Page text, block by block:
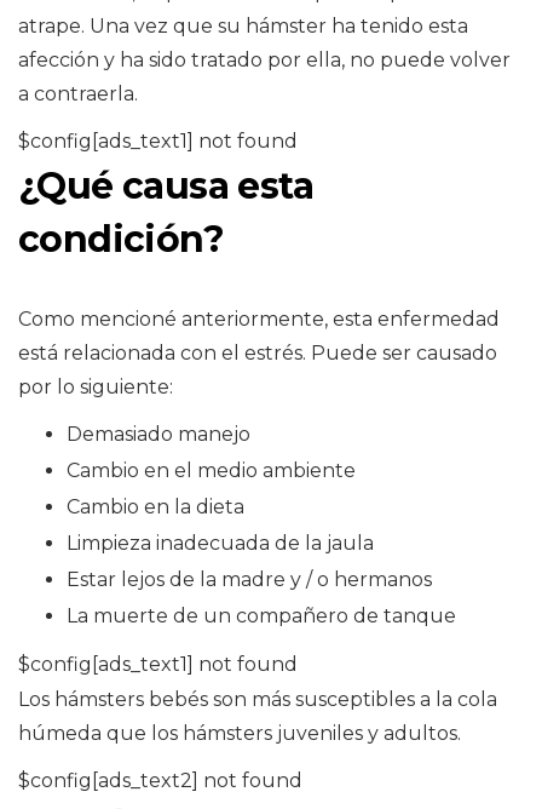
atrape. Una vez que su hámster ha tenido esta
afección y ha sido tratado por ella, no puede volver
a contraerla.
$config[ads_text1] not found
¿Qué causa esta
condición?
Como mencioné anteriormente, esta enfermedad
está relacionada con el estrés. Puede ser causado
por lo siguiente:
Demasiado manejo
Cambio en el medio ambiente
Cambio en la dieta
Limpieza inadecuada de la jaula
Estar lejos de la madre y / o hermanos
La muerte de un compañero de tanque
$config[ads_text1] not found
Los hámsters bebés son más susceptibles a la cola
húmeda que los hámsters juveniles y adultos.
$config[ads_text2] not found